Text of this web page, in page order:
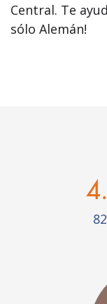
Central. Te
sólo Alemán!